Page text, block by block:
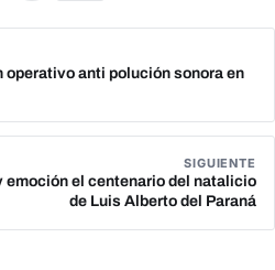
SIGUIENTE
emoción el centenario del natalicio
de Luis Alberto del Paraná